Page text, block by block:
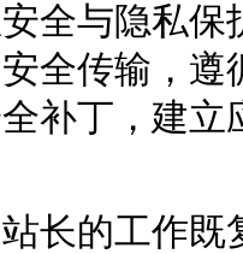
全与隐私
全传输，遵
补丁，建
长的工作